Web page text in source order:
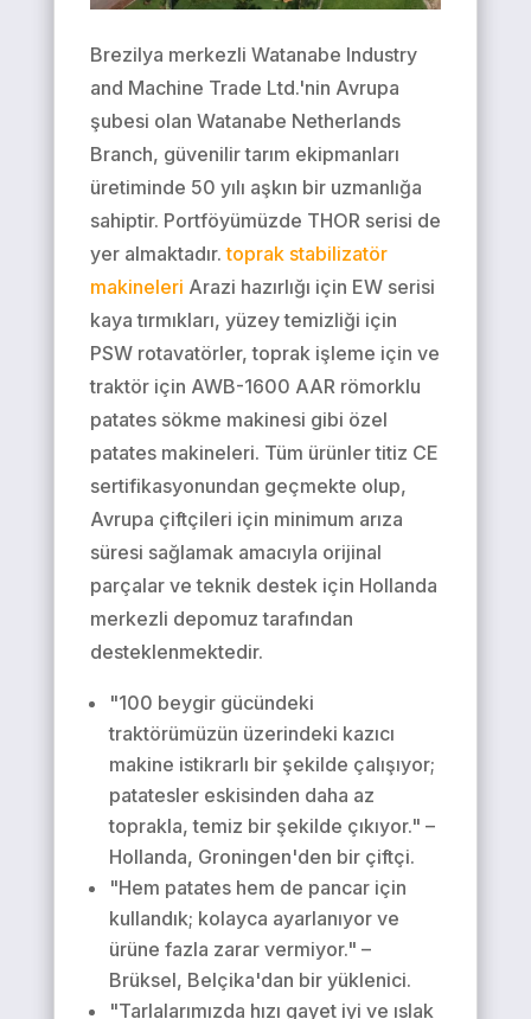
Brezilya merkezli Watanabe Industry
and Machine Trade Ltd.'nin Avrupa
şubesi olan Watanabe Netherlands
Branch, güvenilir tarım ekipmanları
üretiminde 50 yılı aşkın bir uzmanlığa
sahiptir. Portföyümüzde THOR serisi de
yer almaktadır.toprak stabilizatör
makineleri Arazi hazırlığı için EW serisi
kaya tırmıkları, yüzey temizliği için
PSW rotavatörler, toprak işleme için ve
traktör için AWB-1600 AAR römorklu
patates sökme makinesi gibi özel
patates makineleri. Tüm ürünler titiz CE
sertifikasyonundan geçmekte olup,
Avrupa çiftçileri için minimum arıza
süresi sağlamak amacıyla orijinal
parçalar ve teknik destek için Hollanda
merkezli depomuz tarafından
desteklenmektedir.
"100 beygir gücündeki
traktörümüzün üzerindeki kazıcı
makine istikrarlı bir şekilde çalışıyor;
patatesler eskisinden daha az
toprakla, temiz bir şekilde çıkıyor." –
Hollanda, Groningen'den bir çiftçi.
"Hem patates hem de pancar için
kullandık; kolayca ayarlanıyor ve
ürüne fazla zarar vermiyor." –
Brüksel, Belçika'dan bir yüklenici.
"Tarlalarımızda hızı gayet iyi ve ıslak